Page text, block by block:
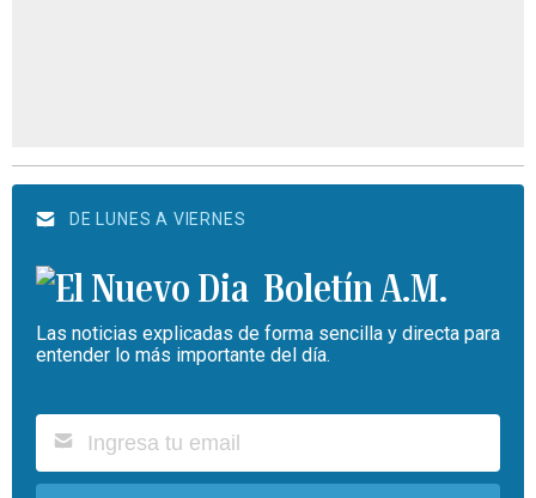
DE LUNES A VIERNES
Boletín A.M.
Las noticias explicadas de forma sencilla y directa para
entender lo más importante del día.